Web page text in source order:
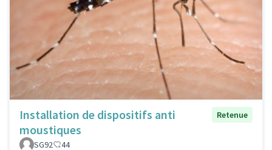
Installation de dispositifs anti
moustiques
Retenue
SG92 44